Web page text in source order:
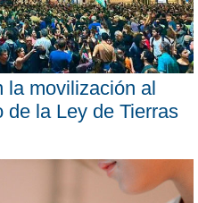
la movilización al
de la Ley de Tierras